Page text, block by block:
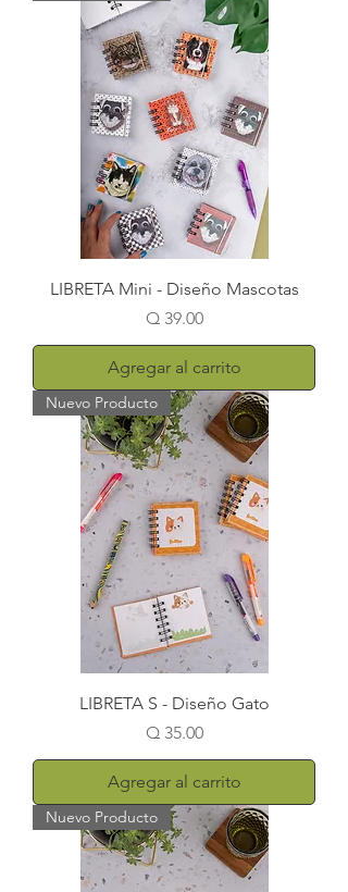
LIBRETA Mini - Diseño Mascotas
Precio
Q 39.00
Agregar al carrito
Nuevo Producto
LIBRETA S - Diseño Gato
Precio
Q 35.00
Agregar al carrito
Nuevo Producto